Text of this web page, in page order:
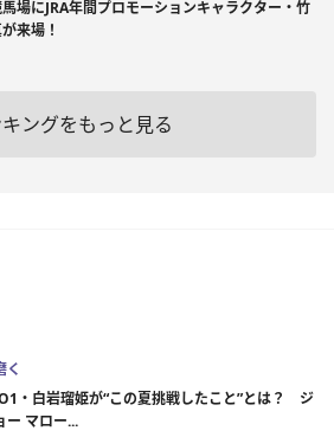
場にJRA年間プロモーションキャラクター・竹
来場！
ングをもっと見る
く
・白岩瑠姫が“この夏挑戦したこと”とは？ ジ
ー マロー...